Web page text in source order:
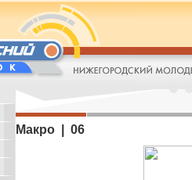
Макро | 06